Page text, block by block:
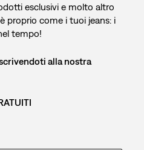
esclusivi e molto altro
proprio come i tuoi jeans: i
tempo!
alla nostra